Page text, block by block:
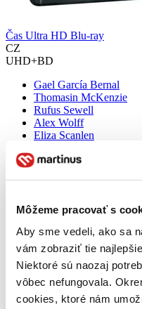
Môžeme pracovať s
Aby sme vedeli, ako sa
vám zobraziť tie
Niektoré sú naozaj
vôbec nefungovala.
cookies, ktoré nám
Čas Ultra HD Blu-ray
CZ
UHD+BD
Gael García Bernal
Thomasin McKenzie
Rufus Sewell
Alex Wolff
Eliza Scanlen
Vizionářský filmař M. Night
thriller o rodině na tropické
rychle stárnou...
UHD Blu-ray film
33,79 €
Do 4 – 6 dní
Tento produkt
vám ho vieme
posnažíme sa aj trochu